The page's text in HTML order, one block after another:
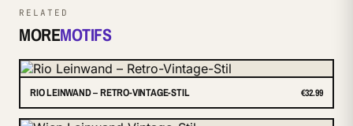
RELATED
MOREMOTIFS
RIO LEINWAND – RETRO-VINTAGE-STIL €32.99